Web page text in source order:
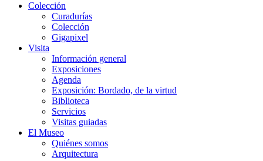
Colección
Curadurías
Colección
Gigapixel
Visita
Información general
Exposiciones
Agenda
Exposición: Bordado, de la virtud
Biblioteca
Servicios
Visitas guiadas
El Museo
Quiénes somos
Arquitectura